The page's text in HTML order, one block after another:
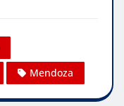
Mendoza